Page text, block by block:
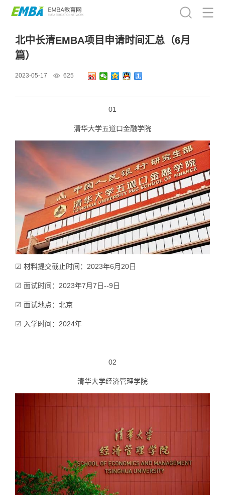
北中长清EMBA项目申请时间汇总（6月
篇）
2023-05-17 625
01
清华大学五道口金融学院
☑ 材料提交截止时间：2023年6月20日
☑ 面试时间：2023年7月7日--9日
☑ 面试地点：北京
☑ 入学时间：2024年
02
清华大学经济管理学院